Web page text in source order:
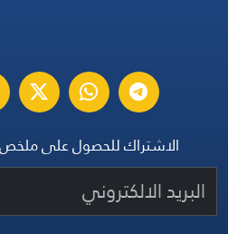
الاشتراك للحصول على